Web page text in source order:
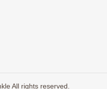
All rights reserved.